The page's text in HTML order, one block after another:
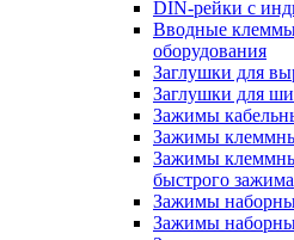
DIN-рейки с
Вводные
оборудования
Заглушки для
Заглушки для
Зажимы
Зажимы
Зажимы
быстрого зажима
Зажимы
Зажимы